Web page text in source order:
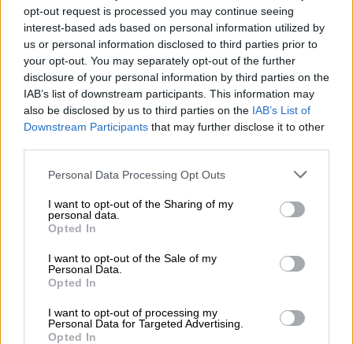
opt-out request is processed you may continue seeing
interest-based ads based on personal information utilized by
us or personal information disclosed to third parties prior to
your opt-out. You may separately opt-out of the further
disclosure of your personal information by third parties on the
IAB’s list of downstream participants. This information may
also be disclosed by us to third parties on the IAB’s List of
Downstream Participants that may further disclose it to other
Personal Data Processing Opt Outs
I want to opt-out of the Sharing of my
personal data.
Opted In
I want to opt-out of the Sale of my
Personal Data.
Opted In
I want to opt-out of processing my
Personal Data for Targeted Advertising.
Opted In
La Fiscalía Europea no deja escapar
a Ayuso